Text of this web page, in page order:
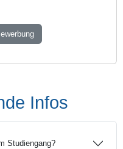
Infos
Studiengang?